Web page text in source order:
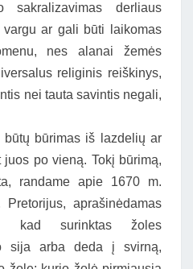
derliaus
ar gali būti laikomas
nes alanai žemės
religinis reiškinys,
nei tauta savintis negali,
būtų būrimas iš lazdelių ar
po vieną. Tokį būrimą,
randame apie 1670 m.
aprašinėdamas
kad surinktas žoles
sija arba deda į svirną,